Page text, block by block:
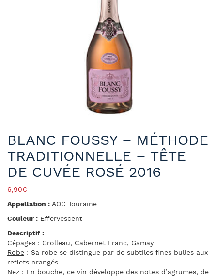
BLANC FOUSSY – MÉTHODE
TRADITIONNELLE – TÊTE
DE CUVÉE ROSÉ 2016
6,90€
Appellation : AOC Touraine
Couleur : Effervescent
Descriptif :
Cépages : Grolleau, Cabernet Franc, Gamay
Robe : Sa robe se distingue par de subtiles fines bulles aux
reflets orangés.
Nez : En bouche, ce vin développe des notes d’agrumes, de